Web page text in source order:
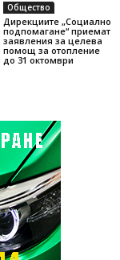
Общество
Дирекциите „Социално
подпомагане“ приемат
заявления за целева
помощ за отопление
до 31 октомври